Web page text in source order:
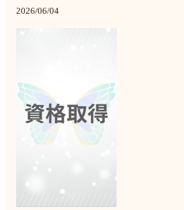
2026/06/04